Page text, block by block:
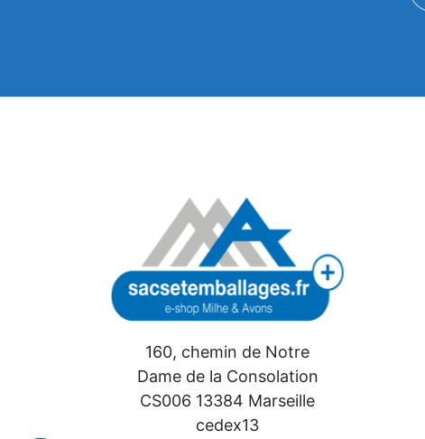
160, chemin de Notre
Dame de la Consolation
CS006 13384 Marseille
cedex13